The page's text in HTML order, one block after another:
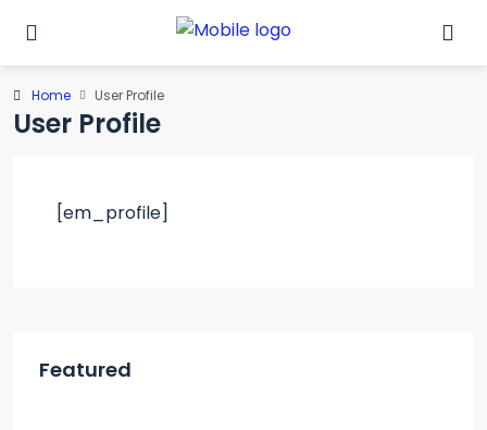
Home User Profile
User Profile
[em_profile]
Featured